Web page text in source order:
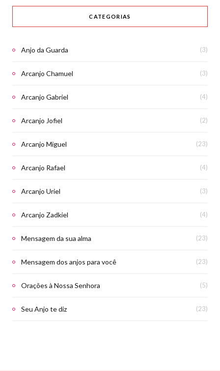
CATEGORIAS
Anjo da Guarda (3)
Arcanjo Chamuel (3)
Arcanjo Gabriel (4)
Arcanjo Jofiel (2)
Arcanjo Miguel (23)
Arcanjo Rafael (4)
Arcanjo Uriel (3)
Arcanjo Zadkiel (4)
Mensagem da sua alma (23)
Mensagem dos anjos para você (23)
Orações à Nossa Senhora (5)
Seu Anjo te diz (23)